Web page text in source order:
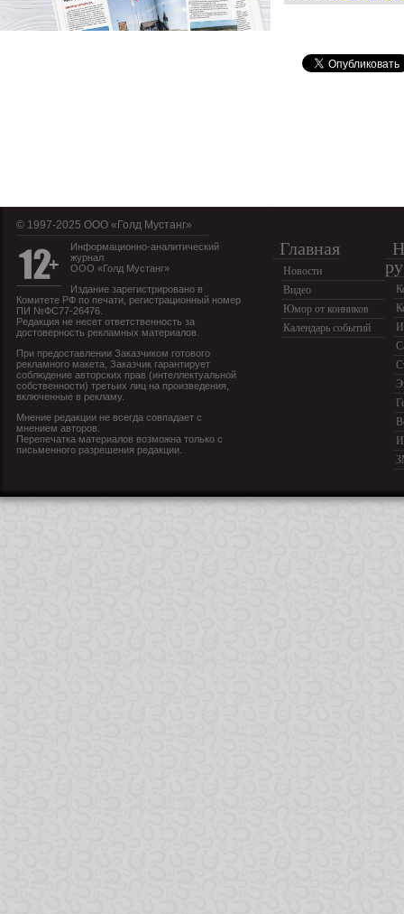
© 1997-2025 OOO «Голд Мустанг»
Информационно-аналитический
журнал
ООО «Голд Мустанг»
Издание зарегистрировано в
Комитете РФ по печати, регистрационный номер
ПИ №ФС77-26476.
Редакция не несет ответственность за
достоверность рекламных материалов.
При предоставлении Заказчиком готового
рекламного макета, Заказчик гарантирует
соблюдение авторских прав (интеллектуальной
собственности) третьих лиц на произведения,
включенные в рекламу.
Мнение редакции не всегда совпадает с
мнением авторов.
Перепечатка материалов возможна только с
письменного разрешения редакции.
Главная
Новости
Видео
Юмор от конников
Календарь событий